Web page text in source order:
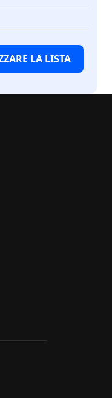
LA LISTA